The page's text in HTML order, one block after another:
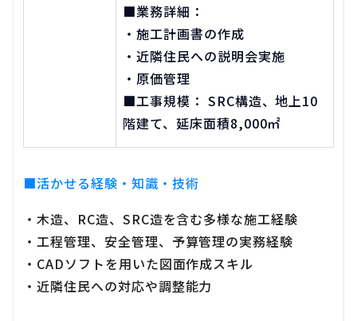
■業務詳細：
・施工計画書の作成
・近隣住民への説明会実施
・原価管理
■工事規模： SRC構造、地上10
階建て、延床面積8,000㎡
■活かせる経験・知識・技術
・木造、RC造、SRC造を含む多様な施工経験
・工程管理、安全管理、予算管理の実務経験
・CADソフトを用いた図面作成スキル
・近隣住民への対応や調整能力